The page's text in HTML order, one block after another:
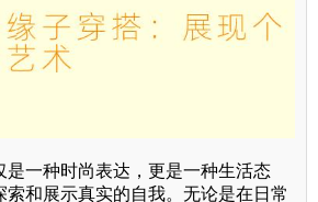
是一种时尚表达，更是一种生活态
索和展示真实的自我。无论是在日常